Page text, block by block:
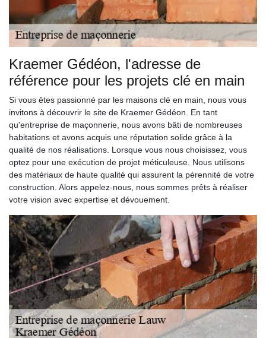
Kraemer Gédéon, l'adresse de
référence pour les projets clé en main
Si vous êtes passionné par les maisons clé en main, nous vous
invitons à découvrir le site de Kraemer Gédéon. En tant
qu'entreprise de maçonnerie, nous avons bâti de nombreuses
habitations et avons acquis une réputation solide grâce à la
qualité de nos réalisations. Lorsque vous nous choisissez, vous
optez pour une exécution de projet méticuleuse. Nous utilisons
des matériaux de haute qualité qui assurent la pérennité de votre
construction. Alors appelez-nous, nous sommes prêts à réaliser
votre vision avec expertise et dévouement.